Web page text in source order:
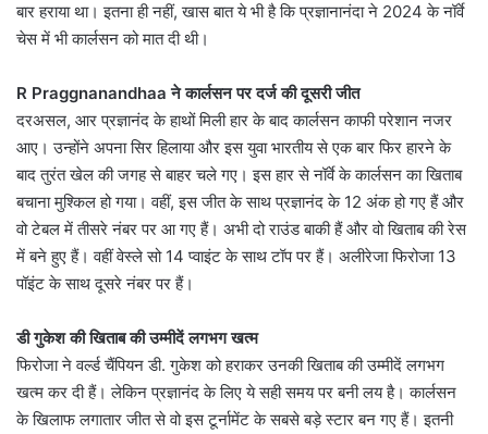
बार हराया था। इतना ही नहीं, खास बात ये भी है कि प्रज्ञानानंदा ने 2024 के नॉर्वे
चेस में भी कार्लसन को मात दी थी।
R Praggnanandhaa ने कार्लसन पर दर्ज की दूसरी जीत
दरअसल, आर प्रज्ञानंद के हाथों मिली हार के बाद कार्लसन काफी परेशान नजर
आए। उन्होंने अपना सिर हिलाया और इस युवा भारतीय से एक बार फिर हारने के
बाद तुरंत खेल की जगह से बाहर चले गए। इस हार से नॉर्वे के कार्लसन का खिताब
बचाना मुश्किल हो गया। वहीं, इस जीत के साथ प्रज्ञानंद के 12 अंक हो गए हैं और
वो टेबल में तीसरे नंबर पर आ गए हैं। अभी दो राउंड बाकी हैं और वो खिताब की रेस
में बने हुए हैं। वहीं वेस्ले सो 14 प्वाइंट के साथ टॉप पर हैं। अलीरेजा फिरोजा 13
पॉइंट के साथ दूसरे नंबर पर हैं।
डी गुकेश की खिताब की उम्मीदें लगभग खत्म
फिरोजा ने वर्ल्ड चैंपियन डी. गुकेश को हराकर उनकी खिताब की उम्मीदें लगभग
खत्म कर दी हैं। लेकिन प्रज्ञानंद के लिए ये सही समय पर बनी लय है। कार्लसन
के खिलाफ लगातार जीत से वो इस टूर्नामेंट के सबसे बड़े स्टार बन गए हैं। इतनी